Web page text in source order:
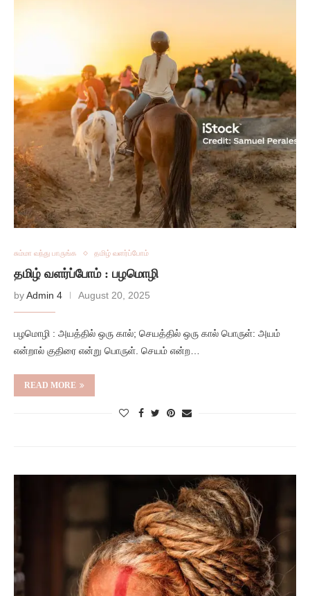
சும்மா வந்து பாருங்க தமிழ் வளர்ப்போம்
தமிழ் வளர்ப்போம் : பழமொழி
byAdmin 4 August 20, 2025
பழமொழி : அயத்தில் ஒரு கால்; செயத்தில் ஒரு கால் பொருள்: அயம்
என்றால் குதிரை என்று பொருள். செயம் என்ற…
READ MORE